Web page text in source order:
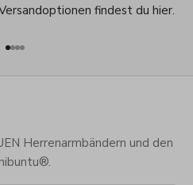
findest du hier.
Gehe zu Element 1
Gehe zu Element 2
Gehe zu Element 3
Gehe zu Element 4
Herrenarmbändern und den